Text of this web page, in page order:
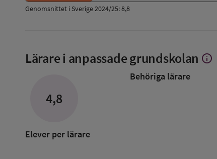
Genomsnittet i Sverige 2024/25: 8,8
Lärare i anpassade grundskolan Visa
info
4,8
Elever per lärare
Behöriga lärare